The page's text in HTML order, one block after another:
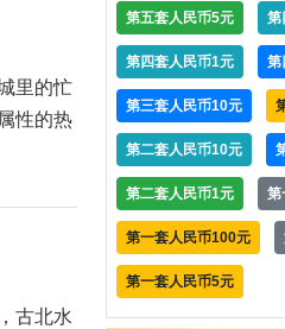
里的忙
性的热
古北水
第五套人民币5元 第
第四套人民币1元 第
第三套人民币10元
第二套人民币10元
第二套人民币1元 第
第一套人民币100元
第一套人民币5元